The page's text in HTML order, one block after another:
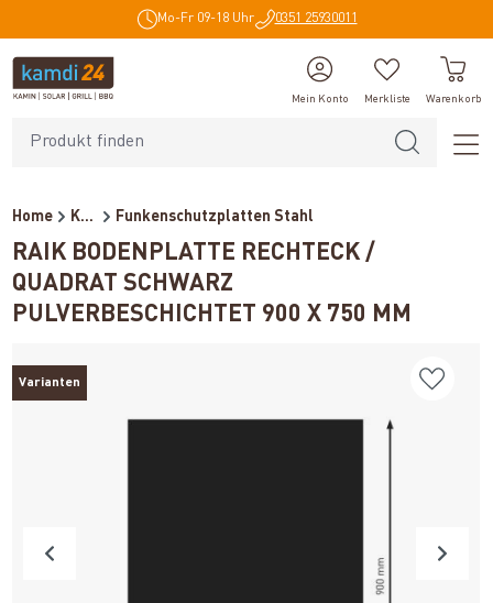
Mo-Fr 09-18 Uhr 0351 25930011
Mein Konto Merkliste Warenkorb
Home Kaminzubehör Funkenschutzplatten Stahl
RAIK BODENPLATTE RECHTECK /
QUADRAT SCHWARZ
PULVERBESCHICHTET 900 X 750 MM
Varianten